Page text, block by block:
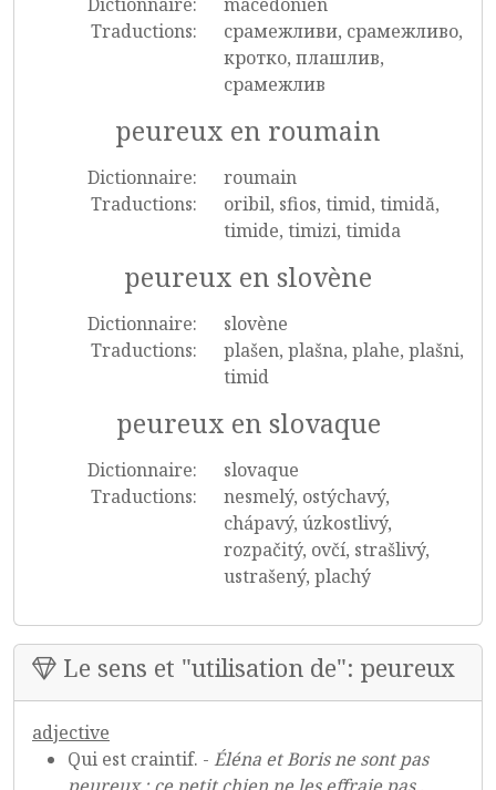
Traductions:
срамежливи, срамежливо,
кротко, плашлив,
срамежлив
peureux en roumain
Dictionnaire:
roumain
Traductions:
oribil, sfios, timid, timidă,
timide, timizi, timida
peureux en slovène
Dictionnaire:
slovène
Traductions:
plašen, plašna, plahe, plašni,
timid
peureux en slovaque
Dictionnaire:
slovaque
Traductions:
nesmelý, ostýchavý,
chápavý, úzkostlivý,
rozpačitý, ovčí, strašlivý,
ustrašený, plachý
Le sens et "utilisation de": peureux
adjective
Qui est craintif. - Éléna et Boris ne sont pas